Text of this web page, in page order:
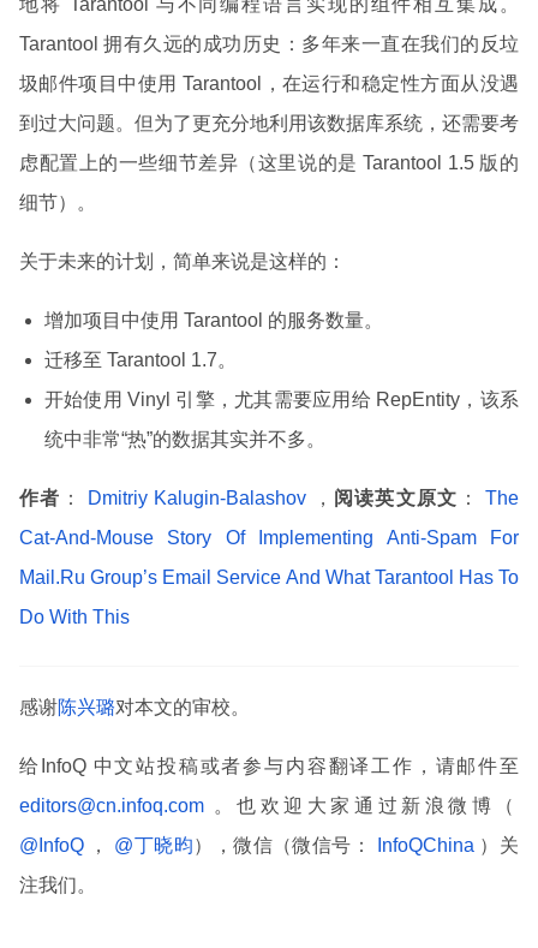
Tarantool 拥有久远的成功历史：多年来一直在我们的反垃
圾邮件项目中使用 Tarantool，在运行和稳定性方面从没遇
到过大问题。但为了更充分地利用该数据库系统，还需要考
虑配置上的一些细节差异（这里说的是 Tarantool 1.5 版的
细节）。
关于未来的计划，简单来说是这样的：
增加项目中使用 Tarantool 的服务数量。
迁移至 Tarantool 1.7。
开始使用 Vinyl 引擎，尤其需要应用给 RepEntity，该系
统中非常“热”的数据其实并不多。
作者 ： Dmitriy Kalugin-Balashov ， 阅读英文原文 ：
The
Cat-And-Mouse Story Of Implementing Anti-Spam For
Mail.Ru Group’s Email Service And What Tarantool Has To
Do With This
感谢陈兴璐对本文的审校。
给InfoQ 中文站投稿或者参与内容翻译工作，请邮件至
editors@cn.infoq.com 。也欢迎大家通过新浪微博（
@InfoQ
， @丁晓昀），微信（微信号： InfoQChina ）关
注我们。